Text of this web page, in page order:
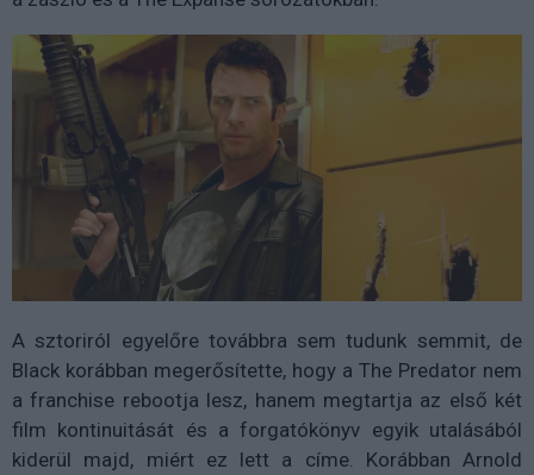
A sztoriról egyelőre továbbra sem tudunk semmit, de
Black korábban megerősítette, hogy a The Predator nem
a franchise rebootja lesz, hanem megtartja az első két
film kontinuitását és a forgatókönyv egyik utalásából
kiderül majd, miért ez lett a címe. Korábban Arnold